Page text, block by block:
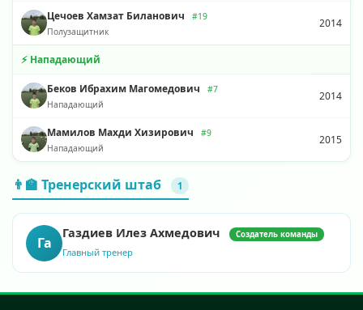
Цечоев Хамзат Биланович
#19
Полузащитник
2014
⚡ Нападающий
Беков Ибрахим Магомедович
#7
Нападающий
2014
Мамилов Махди Хизирович
#9
Нападающий
2015
👨‍🏫 Тренерский штаб 1
Га
Газдиев Илез Ахмедович Создатель команды
Главный тренер